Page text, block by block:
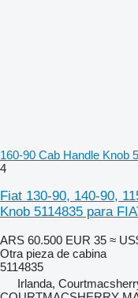
160-90 Cab Handle Knob
4
Fiat 130-90, 140-90,
Knob 5114835 para
ARS 60.500 EUR 35 ≈
Otra pieza de cabina
5114835
Irlanda,